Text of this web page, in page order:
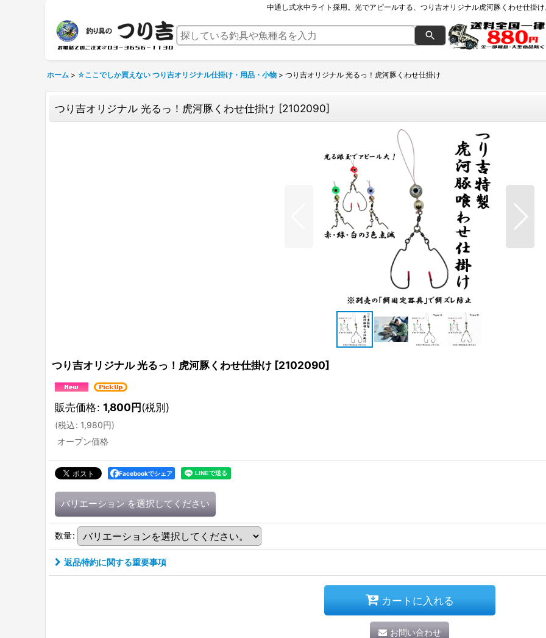
中通し式水中ライト採用。光でアピールする、つり吉オリジナル虎河豚くわせ仕掛
ホーム > ☆ここでしか買えない つり吉オリジナル仕掛け・用品・小物 > つり吉オリジナル 光るっ！虎河豚くわせ仕掛け
つり吉オリジナル 光るっ！虎河豚くわせ仕掛け [2102090]
つり吉オリジナル 光るっ！虎河豚くわせ仕掛け [2102090]
販売価格: 1,800円(税別)
(税込: 1,980円)
オープン価格
Facebookでシェア
バリエーション を選択してください
数量:
返品特約に関する重要事項
カートに入れる
お問い合わせ